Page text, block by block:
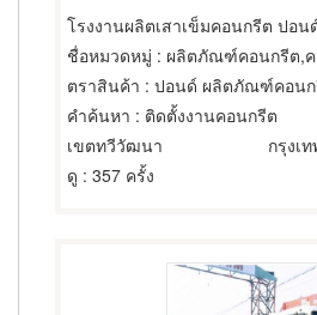
โรงงานผลิตเสาเข็มคอนกรีต ปอน
ชื่อหมวดหมู่ : ผลิตภัณฑ์คอนกรีต,คอนกรีตผสมเสร็
ตราสินค้า : ปอนด์ ผลิตภัณฑ์คอน
คำค้นหา : ติดตั้งงานคอนกรีต
เขตทวีวัฒนา
กรุงเ
ดู : 357 ครั้ง